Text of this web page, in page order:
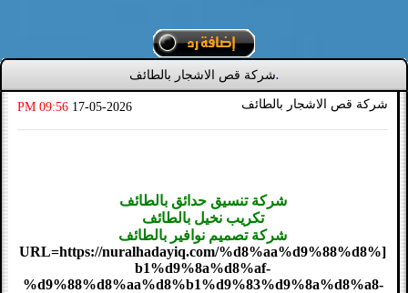
.شركة قص الاشجار بالطائف
شركة قص الاشجار بالطائف 17-05-2026
09:56 PM
شركة تنسيق حدائق بالطائف
تكريب نخيل بالطائف
شركة تصميم نوافير بالطائف
[URL=https://nuralhadayiq.com/%d8%aa%d9%88%d8%
b1%d9%8a%d8%af-
%d9%88%d8%aa%d8%b1%d9%83%d9%8a%d8%a8-